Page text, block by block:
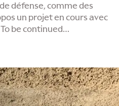
défense, comme des
un projet en cours avec
be continued…